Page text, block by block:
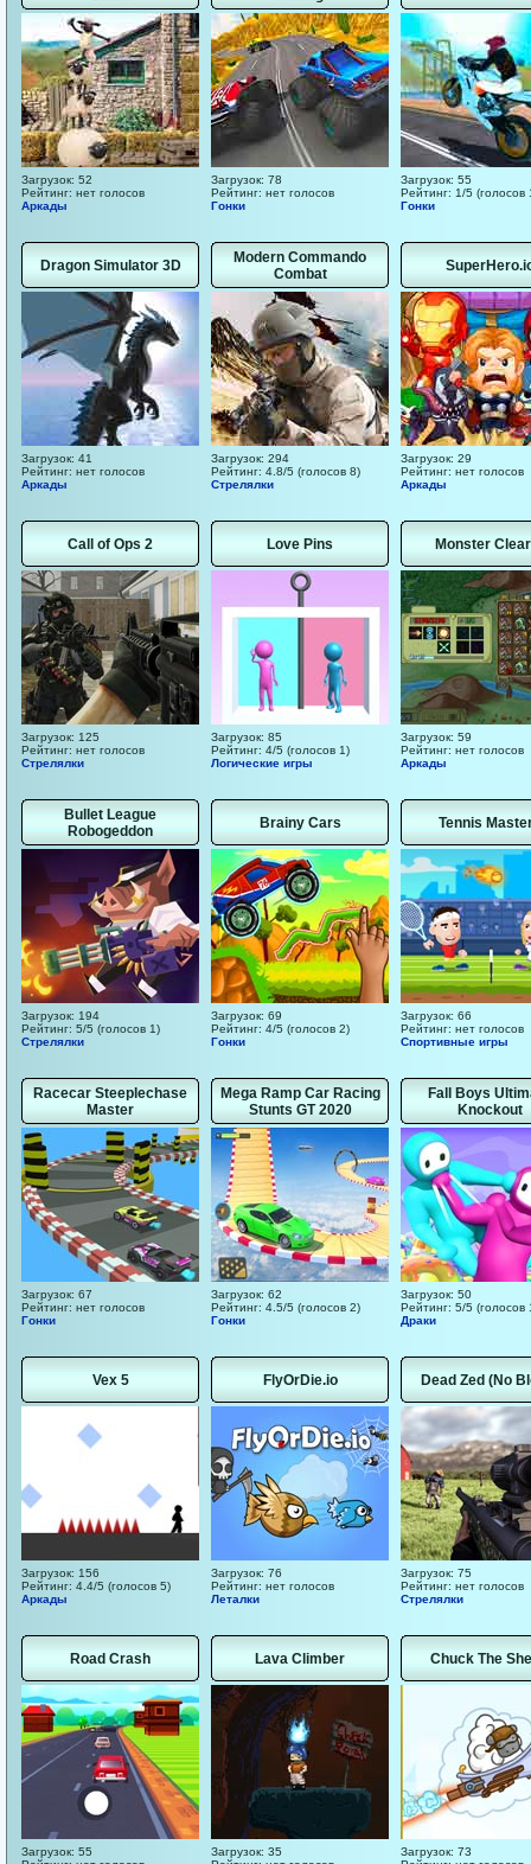
Загрузок: 52
Рейтинг: нет голосов
Аркады
Загрузок: 78
Рейтинг: нет голосов
Гонки
Загрузок: 55
Рейтинг: 1/5 (голосов
Гонки
Dragon Simulator 3D
Загрузок: 41
Рейтинг: нет голосов
Аркады
Modern Commando
Combat
Загрузок: 294
Рейтинг: 4.8/5 (голосов 8)
Стрелялки
Загрузок: 29
Рейтинг: нет голосов
Аркады
Call of Ops 2
Загрузок: 125
Рейтинг: нет голосов
Стрелялки
Love Pins
Загрузок: 85
Рейтинг: 4/5 (голосов 1)
Логические игры
Monster
Загрузок: 59
Рейтинг: нет голосов
Аркады
Bullet League
Robogeddon
Загрузок: 194
Рейтинг: 5/5 (голосов 1)
Стрелялки
Brainy Cars
Загрузок: 69
Рейтинг: 4/5 (голосов 2)
Гонки
Tennis
Загрузок: 66
Рейтинг: нет голосов
Спортивные игры
Racecar Steeplechase
Master
Загрузок: 67
Рейтинг: нет голосов
Гонки
Mega Ramp Car Racing
Stunts GT 2020
Загрузок: 62
Рейтинг: 4.5/5 (голосов 2)
Гонки
Fall Boys
Knockout
Загрузок: 50
Рейтинг: 5/5 (голосов
Драки
Vex 5
Загрузок: 156
Рейтинг: 4.4/5 (голосов 5)
Аркады
FlyOrDie.io
Загрузок: 76
Рейтинг: нет голосов
Леталки
Dead Zed (No
Загрузок: 75
Рейтинг: нет голосов
Стрелялки
Road Crash
Загрузок: 55
Lava Climber
Загрузок: 35
Chuck The
Загрузок: 73